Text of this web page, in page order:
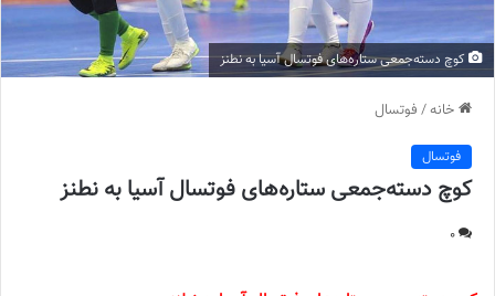
کوچ دسته‌جمعی ستاره‌های فوتسال آسیا به نطنز
خانه/ فوتسال
فوتسال
کوچ دسته‌جمعی ستاره‌های فوتسال آسیا به نطنز
0